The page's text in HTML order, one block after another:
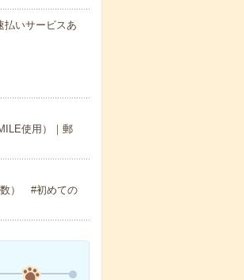
いサービスあ
使用）｜郵
） #初めての